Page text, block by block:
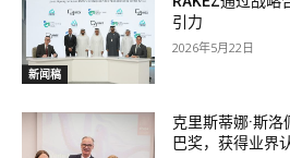
新闻稿
引力
2026年5月22日
克里斯蒂娜·斯
巴奖，获得业界